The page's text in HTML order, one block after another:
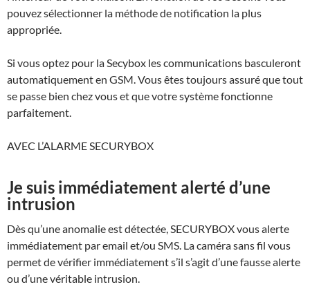
pouvez sélectionner la méthode de notification la plus
appropriée.
Si vous optez pour la Secybox les communications basculeront
automatiquement en GSM. Vous êtes toujours assuré que tout
se passe bien chez vous et que votre système fonctionne
parfaitement.
AVEC L’ALARME SECURYBOX
Je suis immédiatement alerté d’une
intrusion
Dès qu’une anomalie est détectée, SECURYBOXvous alerte
immédiatement par email et/ou SMS. La caméra sans fil vous
permet de vérifier immédiatement s’il s’agit d’une fausse alerte
ou d’une véritable intrusion.